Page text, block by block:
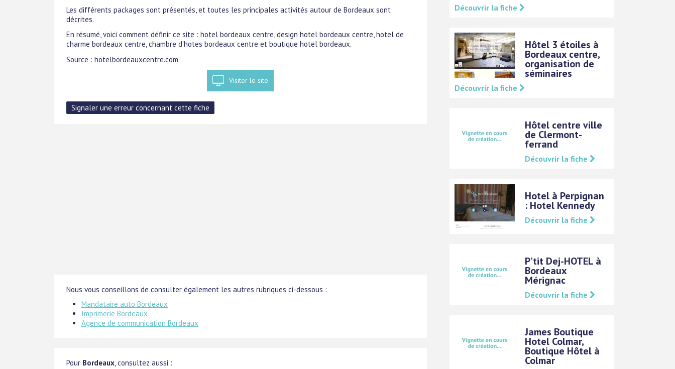
Les différents packages sont présentés, et toutes les principales activités autour de Bordeaux sont
décrites.
En résumé, voici comment définir ce site : hotel bordeaux centre, design hotel bordeaux centre, hotel de
charme bordeaux centre, chambre d'hotes bordeaux centre et boutique hotel bordeaux.
Source : hotelbordeauxcentre.com
Visiter le site
Nous vous conseillons de consulter également les autres rubriques ci-dessous :
Mandataire auto Bordeaux
Imprimerie Bordeaux
Agence de communication Bordeaux
Pour Bordeaux , consultez aussi :
Découvrir la fiche
Hôtel 3 étoiles à
Bordeaux centre,
organisation de
séminaires
Découvrir la fiche
Hôtel centre ville
de Clermont-
ferrand
Découvrir la fiche
Hotel à Perpignan
: Hotel Kennedy
Découvrir la fiche
P'tit Dej-HOTEL à
Bordeaux
Mérignac
Découvrir la fiche
James Boutique
Hotel Colmar,
Boutique Hôtel à
Colmar